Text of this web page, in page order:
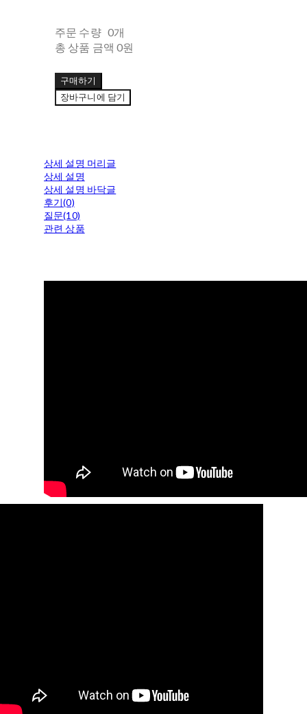
주문 수량 0개
총 상품 금액 0원
구매하기
장바구니에 담기
상세 설명 머리글
상세 설명
상세 설명 바닥글
후기(0)
질문(10)
관련 상품